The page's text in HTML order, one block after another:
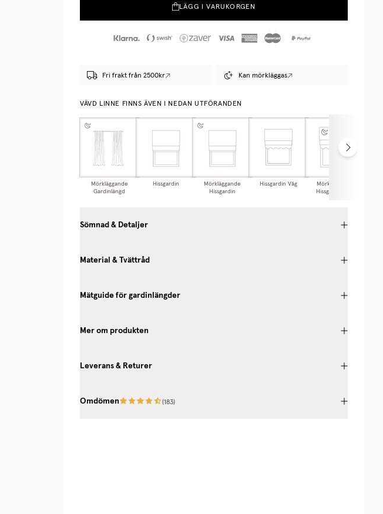
LÄGG I VARUKORGEN
Fri frakt från 2500kr Kan mörkläggas
VÄVD LINNE FINNS ÄVEN I NEDAN UTFÖRANDEN
Mörkläggande
Gardinlängd
Hissgardin
Mörkläggande
Hissgardin
Hissgardin Våg
Mörkläggande
Hissgardin Våg
Sömnad & Detaljer
Material & Tvättråd
Mätguide för gardinlängder
Mer om produkten
Leverans & Returer
Omdömen (183)